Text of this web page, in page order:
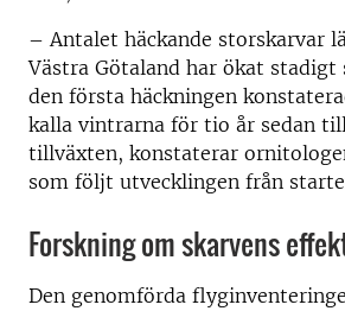
– Antalet häckande storskarvar
Västra Götaland har ökat stadigt
den första häckningen
kalla vintrarna för tio år sedan
tillväxten, konstaterar
som följt utvecklingen från
Forskning om skarvens
Den genomförda